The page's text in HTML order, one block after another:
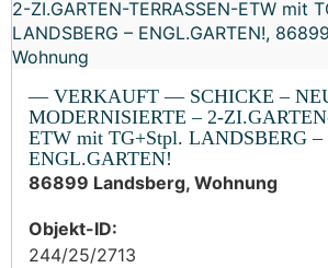
— VERKAUFT — SCHICKE –
MODERNISIERTE – 2-
ETW mit TG+Stpl. LANDSBERG –
ENGL.GARTEN!
86899 Landsberg, Wohnung
Objekt-ID:
244/25/2713